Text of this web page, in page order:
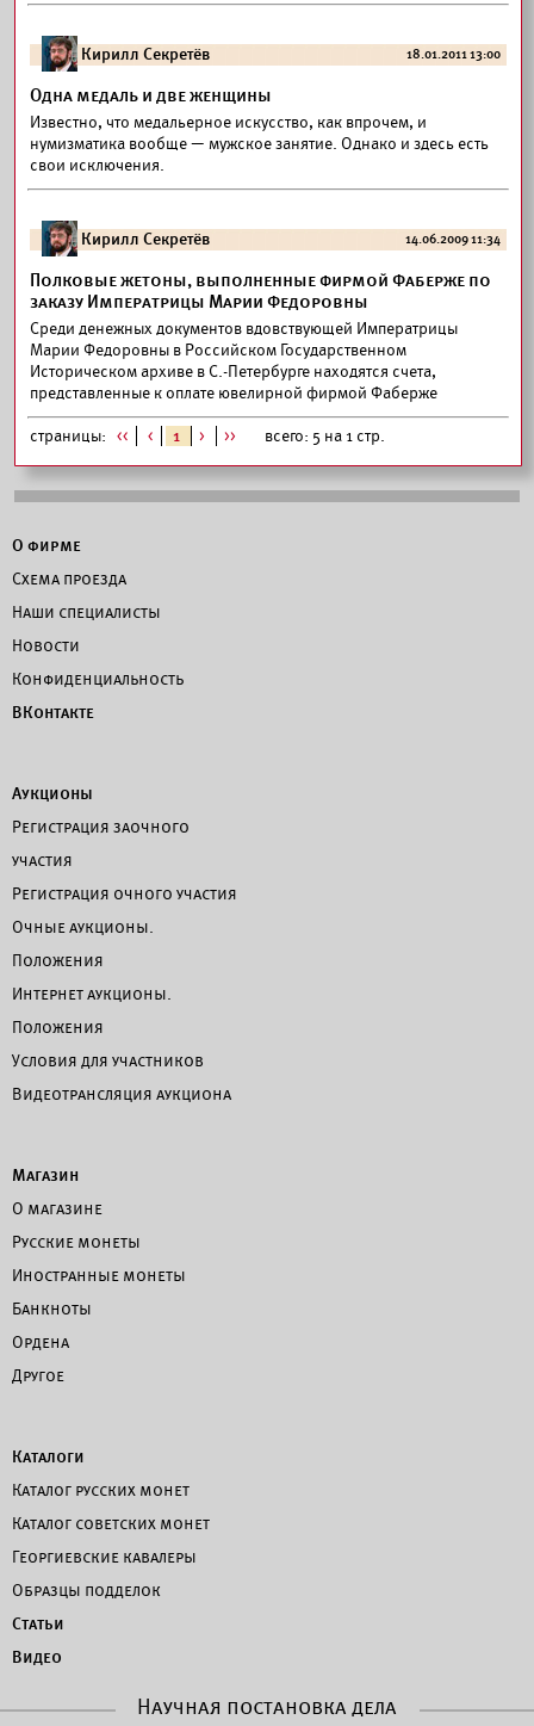
Кирилл Секретёв 18.01.2011 13:00
Одна медаль и две женщины
Известно, что медальерное искусство, как впрочем, и
нумизматика вообще — мужское занятие. Однако и здесь есть
свои исключения.
Кирилл Секретёв 14.06.2009 11:34
Полковые жетоны, выполненные фирмой Фаберже по
заказу Императрицы Марии Федоровны
Среди денежных документов вдовствующей Императрицы
Марии Федоровны в Российском Государственном
Историческом архиве в С.-Петербурге находятся счета,
представленные к оплате ювелирной фирмой Фаберже
страницы: << < 1 > >> всего: 5 на 1 стр.
О фирме
Схема проезда
Наши специалисты
Новости
Конфиденциальность
ВКонтакте
Аукционы
Регистрация заочного
участия
Регистрация очного участия
Очные аукционы.
Положения
Интернет аукционы.
Положения
Условия для участников
Видеотрансляция аукциона
Магазин
О магазине
Русские монеты
Иностранные монеты
Банкноты
Ордена
Другое
Каталоги
Каталог русских монет
Каталог советских монет
Георгиевские кавалеры
Образцы подделок
Статьи
Видео
Научная постановка дела